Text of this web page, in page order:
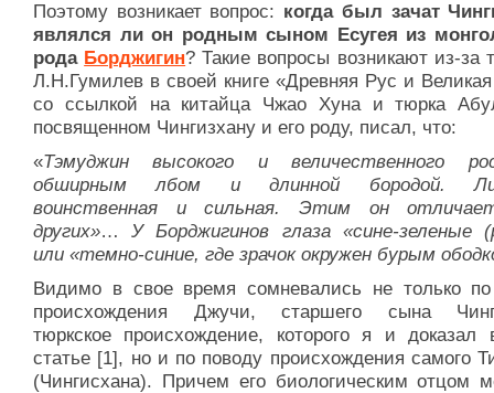
Поэтому возникает вопрос: когда был зачат
являлся ли он родным сыном Есугея из
рода Борджигин? Такие вопросы возникают из-за
Л.Н.Гумилев в своей книге «Древняя Рус и Великая
со ссылкой на китайца Чжао Хуна и тюрка
посвященном Чингизхану и его роду, писал, что:
«Тэмуджин высокого и величественного
обширным лбом и длинной бородой.
воинственная и сильная. Этим он
других»…
У Борджигинов глаза «сине-зеленые
или «темно-синие, где зрачок окружен бурым
Видимо в свое время сомневались не только
происхождения Джучи, старшего сына
тюркское происхождение, которого я и доказал
статье [1], но и по поводу происхождения самого
(Чингисхана). Причем его биологическим отцом